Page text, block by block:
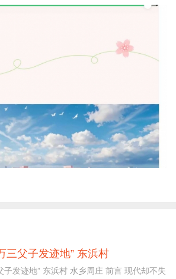
三父子发迹地” 东浜村
子发迹地” 东浜村 水乡周庄 前言 现代却不失